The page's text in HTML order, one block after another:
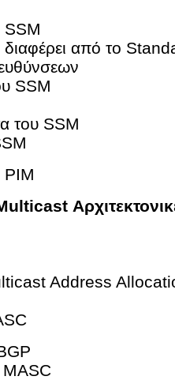
SSM
από το
SSM
του SSM
Address
MASC